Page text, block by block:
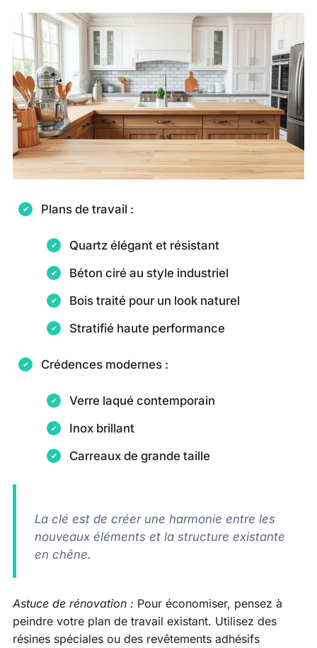
Plans de travail :
Quartz élégant et résistant
Béton ciré au style industriel
Bois traité pour un look naturel
Stratifié haute performance
Crédences modernes :
Verre laqué contemporain
Inox brillant
Carreaux de grande taille
La clé est de créer une harmonie entre les
nouveaux éléments et la structure existante
en chêne.
Astuce de rénovation : Pour économiser, pensez à
peindre votre plan de travail existant. Utilisez des
résines spéciales ou des revêtements adhésifs